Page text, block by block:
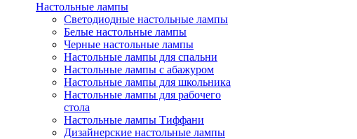
Настольные лампы
Светодиодные настольные лампы
Белые настольные лампы
Черные настольные лампы
Настольные лампы для спальни
Настольные лампы с абажуром
Настольные лампы для школьника
Настольные лампы для рабочего
стола
Настольные лампы Тиффани
Дизайнерские настольные лампы